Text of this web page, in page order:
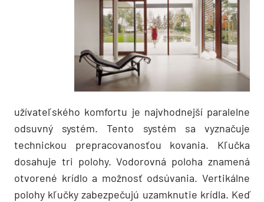
užívateľského komfortu je najvhodnejší paralelne
odsuvný systém. Tento systém sa vyznačuje
technickou prepracovanosťou kovania. Kľučka
dosahuje tri polohy. Vodorovná poloha znamená
otvorené krídlo a možnosť odsúvania. Vertikálne
polohy kľučky zabezpečujú uzamknutie krídla. Keď